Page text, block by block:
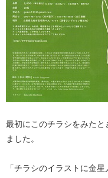
最初にこのチラシをみた
ました。
「チラシのイラストに金